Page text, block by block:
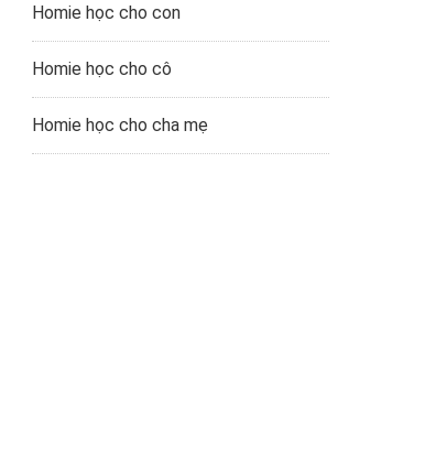
Homie học cho con
Homie học cho cô
Homie học cho cha mẹ